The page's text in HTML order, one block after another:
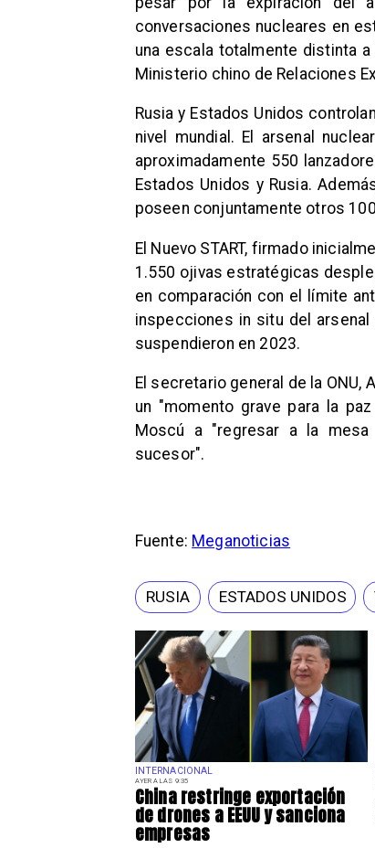
INTERNACIONAL
AYER A LAS 9:35
China restringe exportación
de drones a EEUU y sanciona
empresas
conversaciones nucleares en
una escala totalmente distinta
Ministerio chino de Relaciones
Rusia y Estados Unidos
nivel mundial. El arsenal
aproximadamente 550
Estados Unidos y Rusia.
poseen conjuntamente otros
El Nuevo START, firmado
1.550 ojivas estratégicas
en comparación con el límite
inspecciones in situ del
suspendieron en 2023.
El secretario general de la
un "momento grave para la
Moscú a "regresar a la
sucesor".
Fuente: Meganoticias
RUSIA ESTADOS UNIDOS